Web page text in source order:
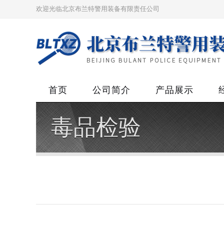
欢迎光临北京布兰特警用装备有限责任公司
首页 公司简介 产品展示
毒品检验